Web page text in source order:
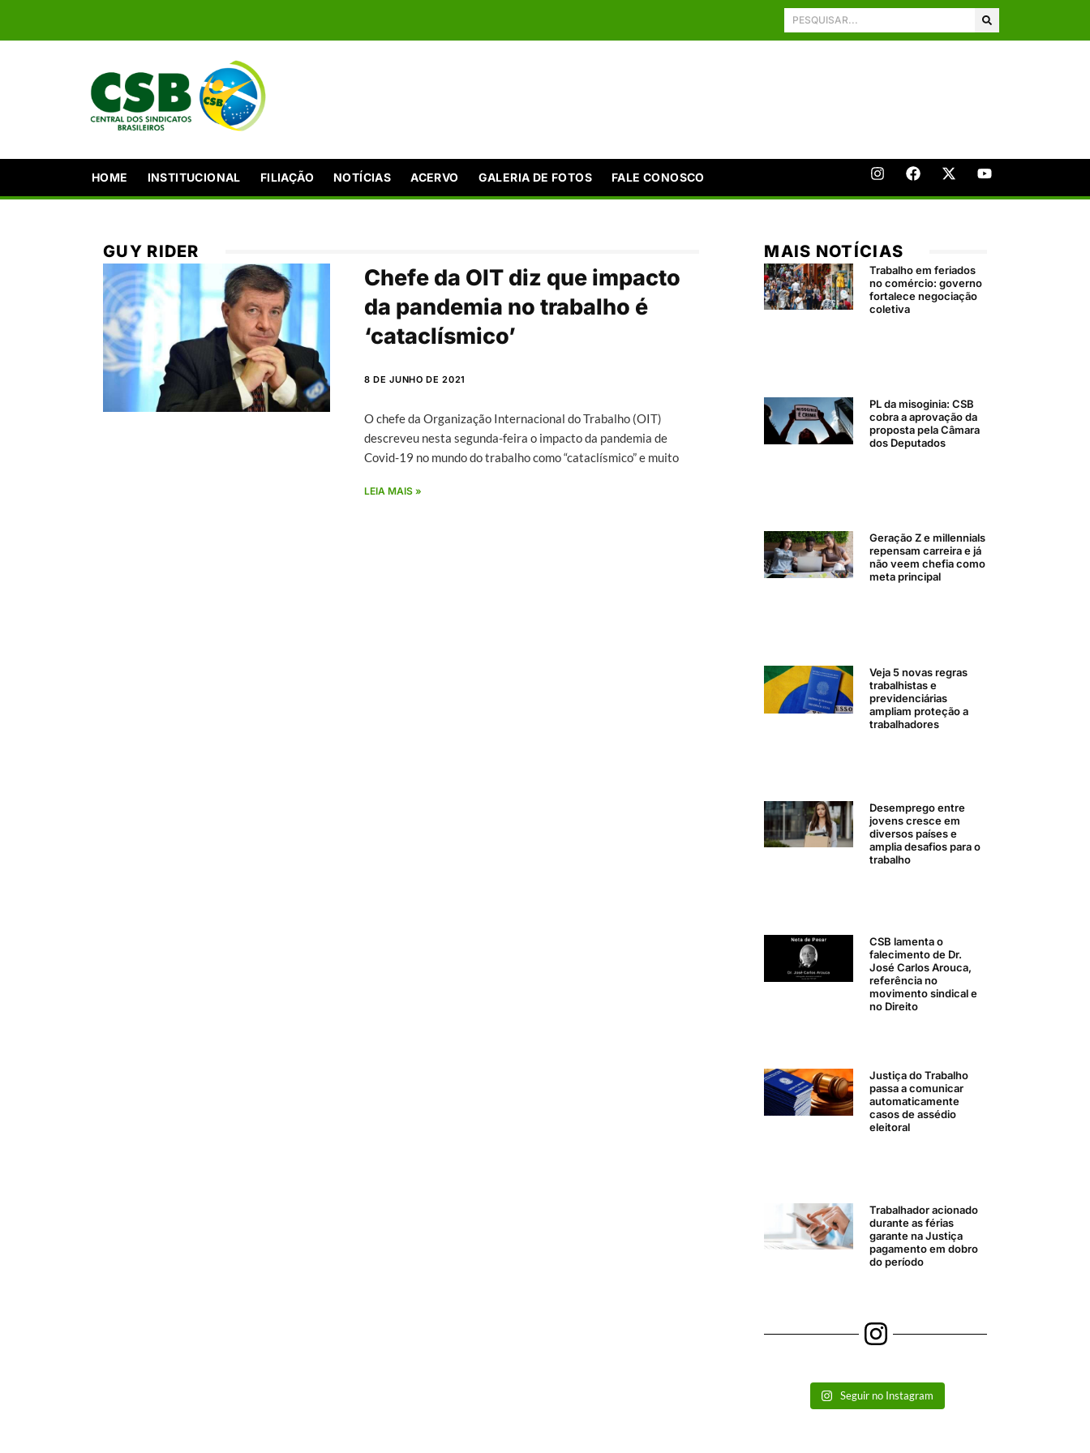
HOME INSTITUCIONAL FILIAÇÃO NOTÍCIAS ACERVO GALERIA DE FOTOS FALE CONOSCO
GUY RIDER
Chefe da OIT diz que impacto
da pandemia no trabalho é
‘cataclísmico’
8 DE JUNHO DE 2021
O chefe da Organização Internacional do Trabalho (OIT)
descreveu nesta segunda-feira o impacto da pandemia de
Covid-19 no mundo do trabalho como “cataclísmico” e muito
LEIA MAIS »
MAIS NOTÍCIAS
Trabalho em feriados
no comércio: governo
fortalece negociação
coletiva
PL da misoginia: CSB
cobra a aprovação da
proposta pela Câmara
dos Deputados
Geração Z e millennials
repensam carreira e já
não veem chefia como
meta principal
Veja 5 novas regras
trabalhistas e
previdenciárias
ampliam proteção a
trabalhadores
Desemprego entre
jovens cresce em
diversos países e
amplia desafios para o
trabalho
CSB lamenta o
falecimento de Dr.
José Carlos Arouca,
referência no
movimento sindical e
no Direito
Justiça do Trabalho
passa a comunicar
automaticamente
casos de assédio
eleitoral
Trabalhador acionado
durante as férias
garante na Justiça
pagamento em dobro
do período
Seguir no Instagram